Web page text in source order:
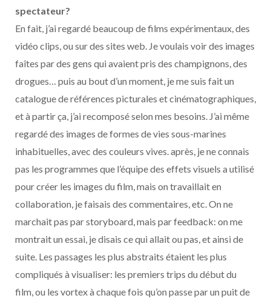
spectateur?
En fait, j’ai regardé beaucoup de films expérimentaux, des
vidéo clips, ou sur des sites web. Je voulais voir des images
faîtes par des gens qui avaient pris des champignons, des
drogues… puis au bout d’un moment, je me suis fait un
catalogue de références picturales et cinématographiques,
et à partir ça, j’ai recomposé selon mes besoins. J’ai même
regardé des images de formes de vies sous-marines
inhabituelles, avec des couleurs vives. après, je ne connais
pas les programmes que l’équipe des effets visuels a utilisé
pour créer les images du film, mais on travaillait en
collaboration, je faisais des commentaires, etc. On ne
marchait pas par storyboard, mais par feedback: on me
montrait un essai, je disais ce qui allait ou pas, et ainsi de
suite. Les passages les plus abstraits étaient les plus
compliqués à visualiser: les premiers trips du début du
film, ou les vortex à chaque fois qu’on passe par un puit de